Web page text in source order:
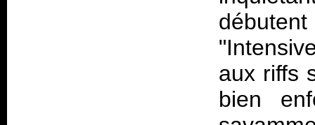
aux riffs
bien